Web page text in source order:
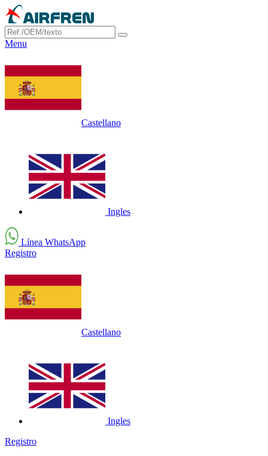
Menu
Castellano
Ingles
Línea WhatsApp
Registro
Castellano
Ingles
Registro